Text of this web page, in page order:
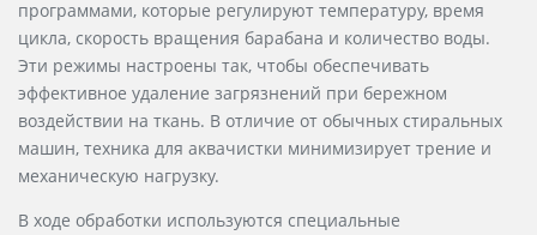
программами, которые регулируют температуру, время
цикла, скорость вращения барабана и количество воды.
Эти режимы настроены так, чтобы обеспечивать
эффективное удаление загрязнений при бережном
воздействии на ткань. В отличие от обычных стиральных
машин, техника для аквачистки минимизирует трение и
механическую нагрузку.
В ходе обработки используются специальные